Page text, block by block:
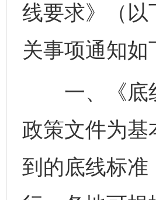
线要求》（以
关事项通知
一、《底线
政策文件为
到的底线标